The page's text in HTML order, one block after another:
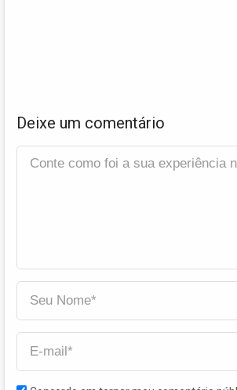
Deixe um comentário